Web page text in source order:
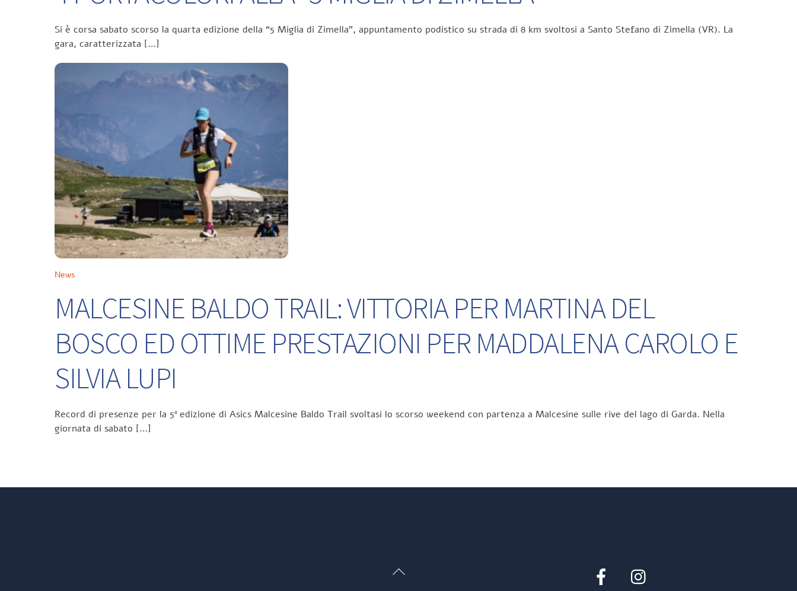
Si è corsa sabato scorso la quarta edizione della “5 Miglia di Zimella”, appuntamento podistico su strada di 8 km svoltosi a Santo Stefano di Zimella (VR). La
gara, caratterizzata […]
News
MALCESINE BALDO TRAIL: VITTORIA PER MARTINA DEL
BOSCO ED OTTIME PRESTAZIONI PER MADDALENA CAROLO E
SILVIA LUPI
Record di presenze per la 5ª edizione di Asics Malcesine Baldo Trail svoltasi lo scorso weekend con partenza a Malcesine sulle rive del lago di Garda. Nella
giornata di sabato […]
Back
Facebook